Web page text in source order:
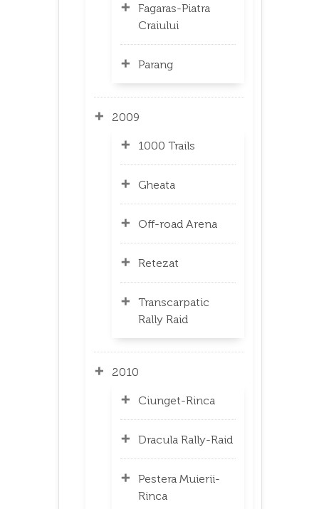
Fagaras-Piatra
Craiului
Parang
2009
1000 Trails
Gheata
Off-road Arena
Retezat
Transcarpatic
Rally Raid
2010
Ciunget-Rinca
Dracula Rally-Raid
Pestera Muierii-
Rinca